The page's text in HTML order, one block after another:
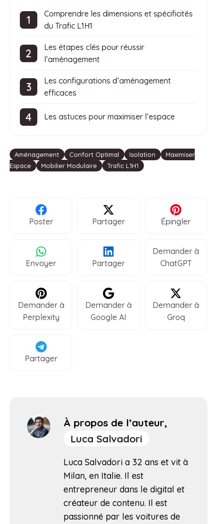
Comprendre les dimensions et spécificités
du Trafic L1H1
Les étapes clés pour réussir
l’aménagement
Les configurations d’aménagement
efficaces
Les astuces pour maximiser l’espace
Étiquettes
Aménagement Confort Optimal Isolation
Maximiser
Espace
Mobilier Modulaire Trafic L1H1
Poster Partager Épingler
Envoyer Partager
Demander à
ChatGPT
Demander à
Perplexity
Demander à
Google AI
Demander à
Groq
Partager
À propos de l’auteur,
Luca Salvadori
Luca Salvadori a 32 ans et vit à
Milan, en Italie. Il est
entrepreneur dans le digital et
créateur de contenu. Il est
passionné par les voitures de